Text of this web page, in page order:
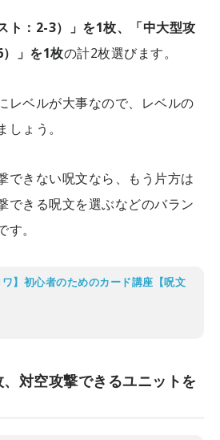
ト：2-3）」を1枚、「中大型攻
」を1枚の計2枚選びます。
レベルが大事なので、レベルの
ょう。
できない呪文なら、もう片方は
できる呪文を選ぶなどのバラン
。
ワ】初心者のためのカード講座【呪文
対空攻撃できるユニットを